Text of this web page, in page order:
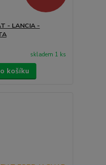
- LANCIA -
skladem 1 ks
košíku